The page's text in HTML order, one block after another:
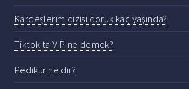
Kardeşlerim dizisi doruk kaç yaşında?
Tiktok ta VIP ne demek?
Pedikür ne dir?